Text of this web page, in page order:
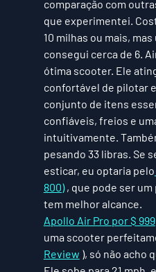
comparação com
que experimentei.
10 milhas ou mais,
consegui cerca de 6.
ótima scooter. Ele
confortável de pilotar
conjunto de itens
confiáveis, freios e
intuitivamente.
pesando 33 libras. Se
esticar, eu optaria pelo
800) , que pode ser um
tem melhor alcance.
Apollo Air Pro por $ 999
uma scooter
Review ), só não acho